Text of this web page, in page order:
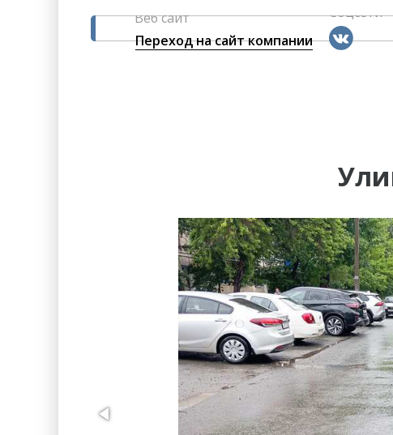
Веб сайт
Переход на сайт компании
Соцсети